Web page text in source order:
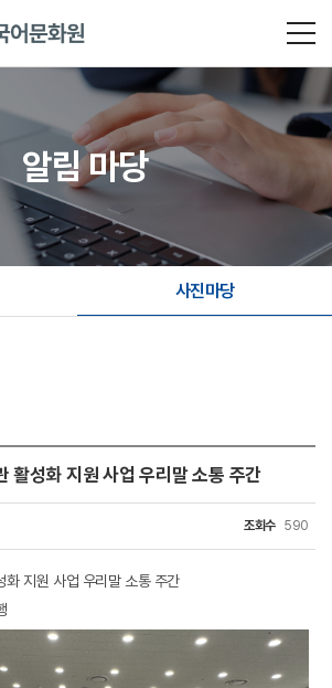
알림 마당
사진마당
활성화 지원 사업 우리말 소통 주간
조회수 590
지원 사업 우리말 소통 주간